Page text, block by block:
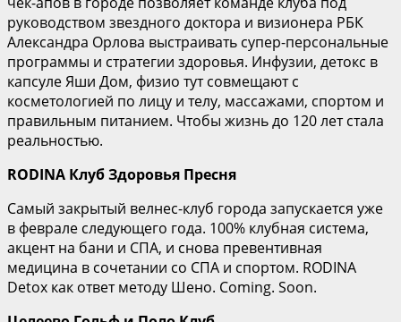
руководством звездного доктора и визионера РБК
Александра Орлова выстраивать супер-персональные
программы и стратегии здоровья. Инфузии, детокс в
капсуле Яши Дом, физио тут совмещают с
косметологией по лицу и телу, массажами, спортом и
правильным питанием. Чтобы жизнь до 120 лет стала
реальностью.
RODINA Клуб Здоровья Пресня
Самый закрытый велнес-клуб города запускается уже
в феврале следующего года. 100% клубная система,
акцент на бани и СПА, и снова превентивная
медицина в сочетании со СПА и спортом. RODINA
Detox как ответ методу Шено. Coming. Soon.